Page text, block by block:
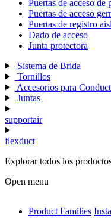
Puertas de acceso de
Puertas de acceso
Puertas de registro
Dado de acceso
Junta protectora
Sistema de Brida
Tornillos
Accesorios para
Juntas
supportair
flexduct
Explorar todos los
Open menu
antivib
Product Families